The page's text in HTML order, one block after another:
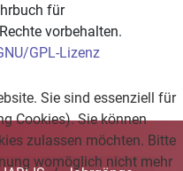
für
vorbehalten.
GPL-Lizenz
Sie sind essenziell für
Cookies). Sie können
zulassen möchten. Bitte
womöglich nicht mehr